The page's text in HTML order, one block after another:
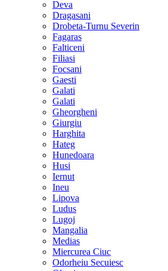
Deva
Dragasani
Drobeta-Turnu Severin
Fagaras
Falticeni
Filiasi
Focsani
Gaesti
Galati
Galati
Gheorgheni
Giurgiu
Harghita
Hateg
Hunedoara
Husi
Iernut
Ineu
Lipova
Ludus
Lugoj
Mangalia
Medias
Miercurea Ciuc
Odorheiu Secuiesc